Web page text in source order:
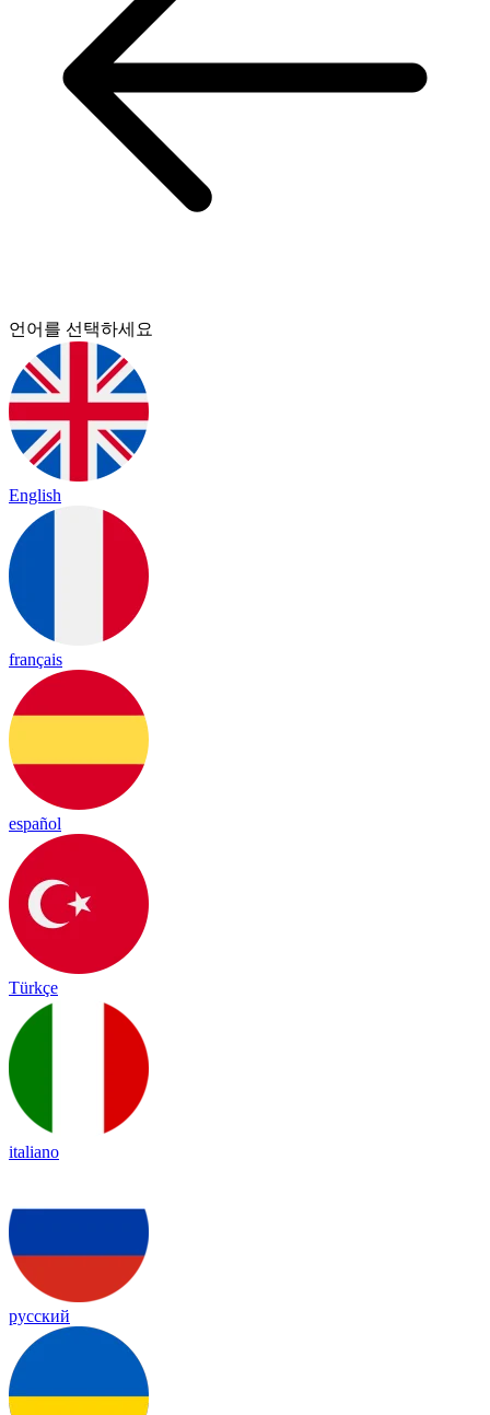
언어를 선택하세요
English
français
español
Türkçe
italiano
русский